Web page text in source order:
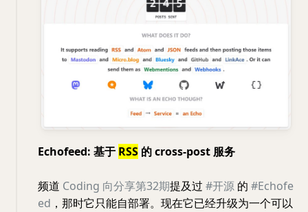
Echofeed: 基于 RSS 的 cross-post 服务
频道 Coding 向分享第32期提及过 #开源 的 #Echofe
ed ，那时它只能自部署。现在它已经升级为一个可以